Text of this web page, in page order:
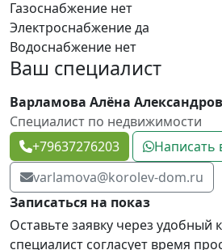
Газоснабжение нет
Электроснабжениеда
Водоснабжение нет
Ваш специалист
Варламова Алёна
Специалист по недвижимости
+79637276203
Написать
varlamova@korolev-dom.ru
Записаться на показ
Оставьте заявку через удобный
специалист согласует время